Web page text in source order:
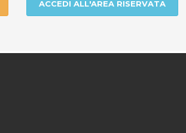
ACCEDI ALL'AREA RISERVATA